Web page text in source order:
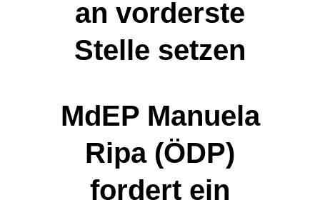
an vorderste
Stelle setzen
MdEP Manuela
Ripa (ÖDP)
fordert ein